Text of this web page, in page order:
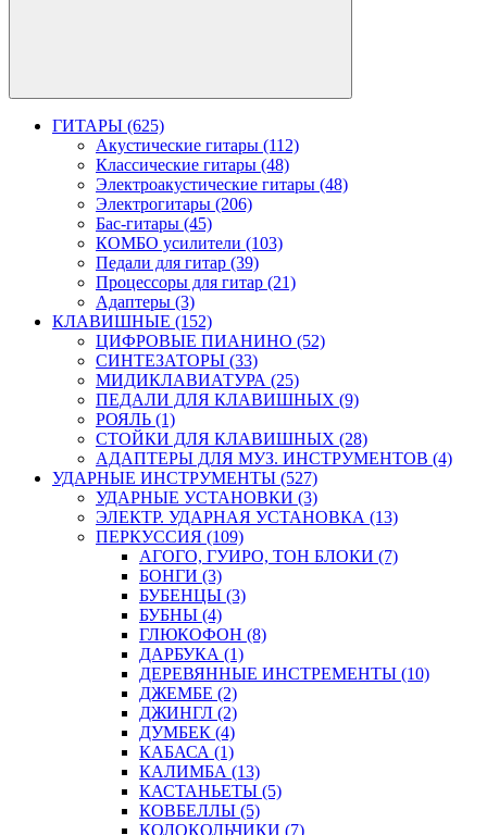
ГИТАРЫ (625)
Акустические гитары (112)
Классические гитары (48)
Электроакустические гитары (48)
Электрогитары (206)
Бас-гитары (45)
КОМБО усилители (103)
Педали для гитар (39)
Процессоры для гитар (21)
Адаптеры (3)
КЛАВИШНЫЕ (152)
ЦИФРОВЫЕ ПИАНИНО (52)
СИНТЕЗАТОРЫ (33)
МИДИКЛАВИАТУРА (25)
ПЕДАЛИ ДЛЯ КЛАВИШНЫХ (9)
РОЯЛЬ (1)
СТОЙКИ ДЛЯ КЛАВИШНЫХ (28)
АДАПТЕРЫ ДЛЯ МУЗ. ИНСТРУМЕНТОВ (4)
УДАРНЫЕ ИНСТРУМЕНТЫ (527)
УДАРНЫЕ УСТАНОВКИ (3)
ЭЛЕКТР. УДАРНАЯ УСТАНОВКА (13)
ПЕРКУССИЯ (109)
АГОГО, ГУИРО, ТОН БЛОКИ (7)
БОНГИ (3)
БУБЕНЦЫ (3)
БУБНЫ (4)
ГЛЮКОФОН (8)
ДАРБУКА (1)
ДЕРЕВЯННЫЕ ИНСТРЕМЕНТЫ (10)
ДЖЕМБЕ (2)
ДЖИНГЛ (2)
ДУМБЕК (4)
КАБАСА (1)
КАЛИМБА (13)
КАСТАНЬЕТЫ (5)
КОВБЕЛЛЫ (5)
КОЛОКОЛЬЧИКИ (7)